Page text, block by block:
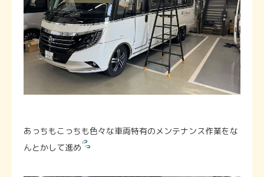
あっちもこっちも色々な車両特有のメンテナンス作業をな
んとかして進め